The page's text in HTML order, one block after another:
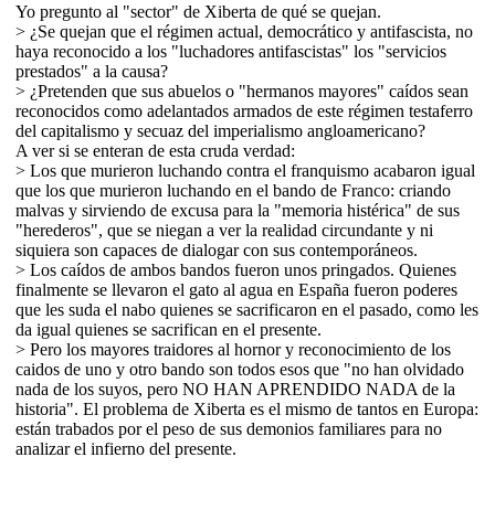
Yo pregunto al "sector" de Xiberta de qué se quejan.
> ¿Se quejan que el régimen actual, democrático y antifascista, no
haya reconocido a los "luchadores antifascistas" los "servicios
prestados" a la causa?
> ¿Pretenden que sus abuelos o "hermanos mayores" caídos sean
reconocidos como adelantados armados de este régimen testaferro
del capitalismo y secuaz del imperialismo angloamericano?
A ver si se enteran de esta cruda verdad:
> Los que murieron luchando contra el franquismo acabaron igual
que los que murieron luchando en el bando de Franco: criando
malvas y sirviendo de excusa para la "memoria histérica" de sus
"herederos", que se niegan a ver la realidad circundante y ni
siquiera son capaces de dialogar con sus contemporáneos.
> Los caídos de ambos bandos fueron unos pringados. Quienes
finalmente se llevaron el gato al agua en España fueron poderes
que les suda el nabo quienes se sacrificaron en el pasado, como les
da igual quienes se sacrifican en el presente.
> Pero los mayores traidores al hornor y reconocimiento de los
caidos de uno y otro bando son todos esos que "no han olvidado
nada de los suyos, pero NO HAN APRENDIDO NADA de la
historia". El problema de Xiberta es el mismo de tantos en Europa:
están trabados por el peso de sus demonios familiares para no
analizar el infierno del presente.